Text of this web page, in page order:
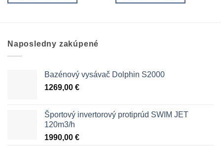
Naposledny zakúpené
Bazénový vysávač Dolphin S2000
1269,00 €
Športový invertorový protiprúd SWIM JET
120m3/h
1990,00 €